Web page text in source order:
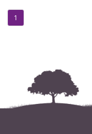
1